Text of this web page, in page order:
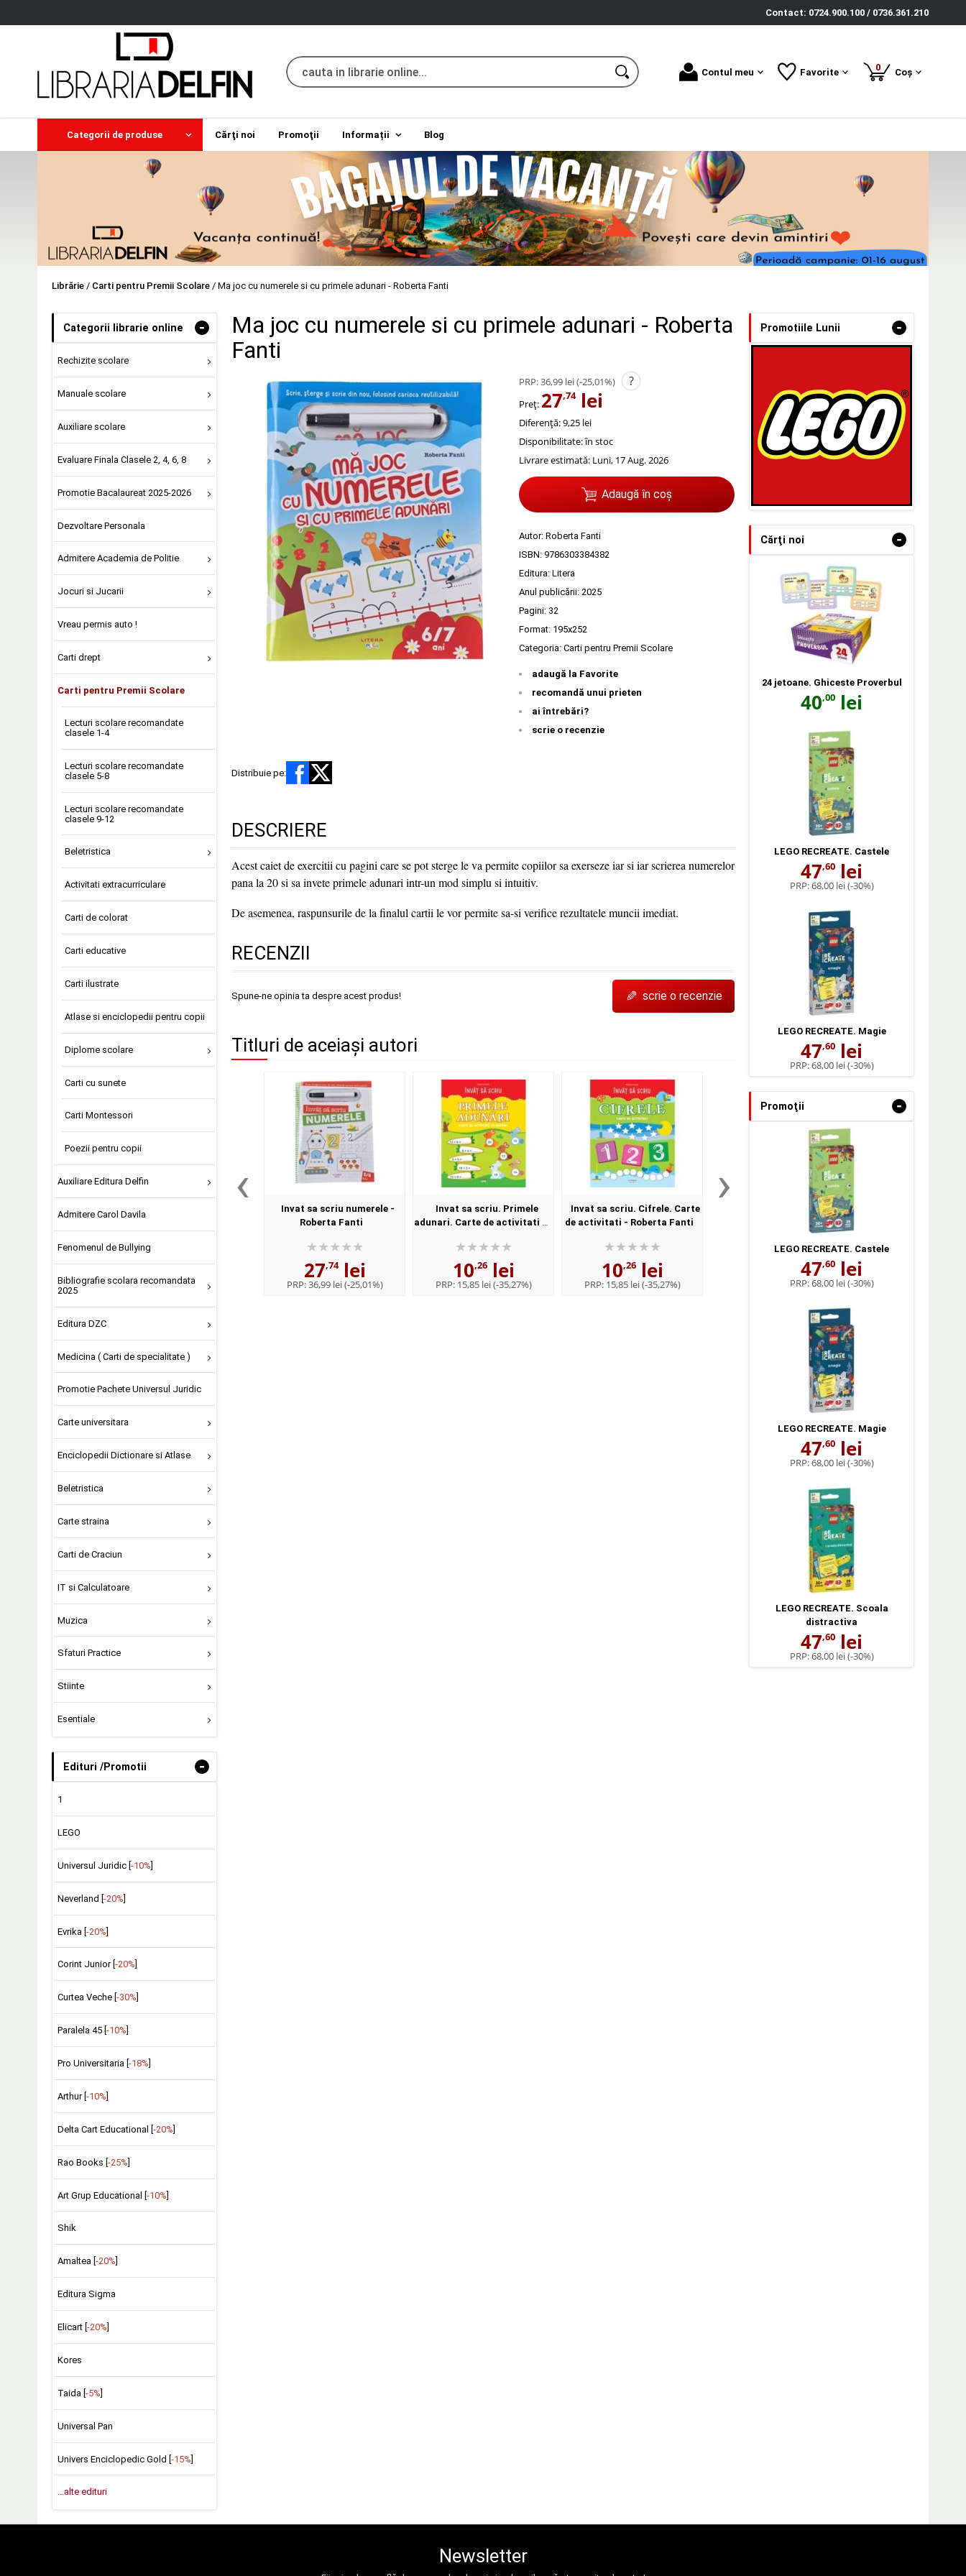
Contact: 0724.900.100 / 0736.361.210
Contul meu Favorite 0produse
Coș
Categorii de produse Cărţi noi Promoţii Informații Blog
Librărie / Carti pentru Premii Scolare / Ma joc cu numerele si cu primele adunari - Roberta Fanti
Categorii librarie online -
Rechizite scolare
Manuale scolare
Auxiliare scolare
Evaluare Finala Clasele 2, 4, 6, 8
Promotie Bacalaureat 2025-2026
Dezvoltare Personala
Admitere Academia de Politie
Jocuri si Jucarii
Vreau permis auto !
Carti drept
Carti pentru Premii Scolare
Lecturi scolare recomandate
clasele 1-4
Lecturi scolare recomandate
clasele 5-8
Lecturi scolare recomandate
clasele 9-12
Beletristica
Activitati extracurriculare
Carti de colorat
Carti educative
Carti ilustrate
Atlase si enciclopedii pentru copii
Diplome scolare
Carti cu sunete
Carti Montessori
Poezii pentru copii
Auxiliare Editura Delfin
Admitere Carol Davila
Fenomenul de Bullying
Bibliografie scolara recomandata
2025
Editura DZC
Medicina ( Carti de specialitate )
Promotie Pachete Universul Juridic
Carte universitara
Enciclopedii Dictionare si Atlase
Beletristica
Carte straina
Carti de Craciun
IT si Calculatoare
Muzica
Sfaturi Practice
Stiinte
Esentiale
Edituri /Promotii -
1
LEGO
Universul Juridic [ -10%
Neverland [-20%]
Evrika [-20%]
Corint Junior [ -20%
Curtea Veche [ -30%
Paralela 45 [ -10%
Pro Universitaria [ -18%
Arthur [ -10%
Delta Cart Educational [ -20%
Rao Books [-25%]
Art Grup Educational [-10%]
Shik
Amaltea [ -20%
Editura Sigma
Elicart [ -20%
Kores
Taida [ -5%
Universal Pan
Univers Enciclopedic Gold [-15%]
...alte edituri
Ma joc cu numerele si cu primele adunari - Roberta
Fanti
PRP:36,99 lei(-25,01%) ?
Preț: 27,74lei
Diferență: 9,25 lei
Disponibilitate:în stoc
Livrare estimată: Luni, 17 Aug. 2026
Adaugă în coș
Autor: Roberta Fanti
ISBN: 9786303384382
Editura: Litera
Anul publicării: 2025
Pagini: 32
Format: 195x252
Categoria: Carti pentru Premii Scolare
adaugă la Favorite
recomandă unui prieten
ai întrebări?
scrie o recenzie
Distribuie pe:
DESCRIERE
Acest caiet de exercitii cu pagini care se pot sterge le va permite copiilor sa exerseze iar si iar scrierea numerelor
pana la 20 si sa invete primele adunari intr-un mod simplu si intuitiv.
De asemenea, raspunsurile de la finalul cartii le vor permite sa-si verifice rezultatele muncii imediat.
RECENZII
Spune-ne opinia ta despre acest produs! ✎ scrie o recenzie
Titluri de aceiași autori
‹
Invat sa scriu numerele -
Roberta Fanti
27,74lei
PRP:36,99 lei(-25,01%)
Invat sa scriu. Primele
adunari. Carte de activitati cu
10,26lei
PRP: 15,85 lei(-35,27%)
Invat sa scriu. Cifrele. Carte
de activitati - Roberta Fanti
10,26lei
PRP: 15,85 lei(-35,27%)
Activitati cu litere si
cuvinte. Set educativ. Carte
de activitati + 108 cartonase -
Mirella Cerato, Roberta
lei
(-35,29%)
›
Promotiile Lunii -
Cărţi noi -
24 jetoane. Ghiceste Proverbul
40,00 lei
LEGO RECREATE. Castele
47,60 lei
PRP:68,00 lei(-30%)
LEGO RECREATE. Magie
47,60 lei
PRP:68,00 lei(-30%)
Promoţii -
LEGO RECREATE. Castele
47,60 lei
PRP:68,00 lei(-30%)
LEGO RECREATE. Magie
47,60 lei
PRP:68,00 lei(-30%)
LEGO RECREATE. Scoala
distractiva
47,60 lei
PRP:68,00 lei(-30%)
Newsletter